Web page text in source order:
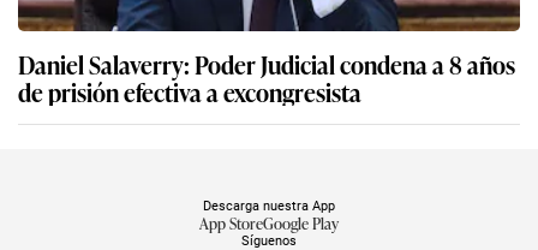
Daniel Salaverry: Poder Judicial condena a 8 años
de prisión efectiva a excongresista
Síguenos
Descarga nuestra App
App StoreGoogle Play